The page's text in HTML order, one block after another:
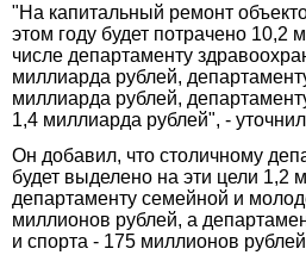
"На капитальный ремонт
этом году будет потрачено 10,2
числе департаменту
миллиарда рублей,
миллиарда рублей,
1,4 миллиарда рублей", -
Он добавил, что столичному
будет выделено на эти цели 1,2
департаменту семейной и
миллионов рублей, а
и спорта - 175 миллионов